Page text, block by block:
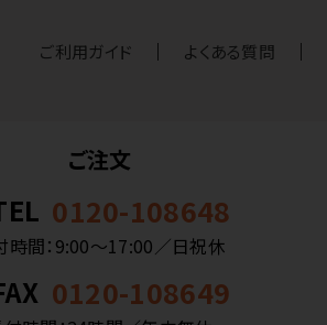
ご利用ガイド よくある質問
ご注文
0120-108648
時間：9:00〜17:00／日祝休
0120-108649